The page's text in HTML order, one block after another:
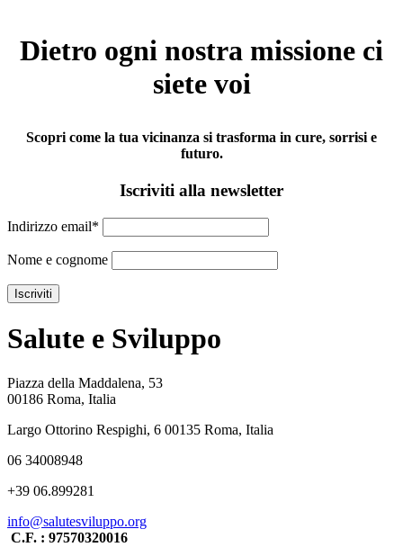
Dietro ogni nostra missione ci
siete voi
Scopri come la tua vicinanza si trasforma in cure, sorrisi e
futuro.
Iscriviti alla newsletter
Indirizzo email*
Nome e cognome
Salute e Sviluppo
Piazza della Maddalena, 53
00186 Roma, Italia
Largo Ottorino Respighi, 6 00135 Roma, Italia
06 34008948
+39 06.899281
info@salutesviluppo.org
C.F. : 97570320016